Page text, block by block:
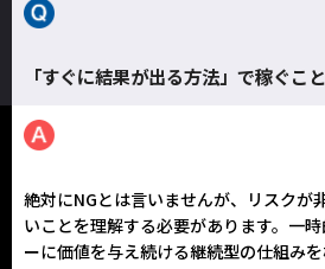
「すぐに結果が出る方法」で稼ぐこ
絶対にNGとは言いませんが、リスクが
いことを理解する必要があります。一
ーに価値を与え続ける継続型の仕組み